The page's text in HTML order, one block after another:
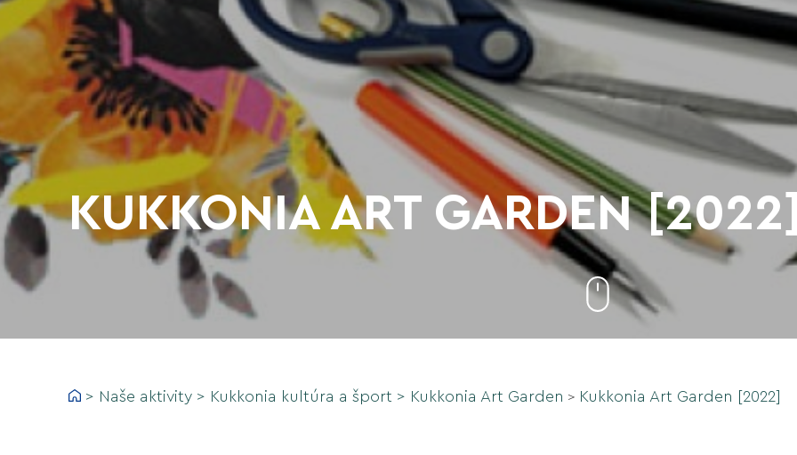
KUKKONIA ART GARDEN
> Naše aktivity > Kukkonia kultúra a šport > Kukkonia Art Garden > Kukkonia Art Garden [2022]